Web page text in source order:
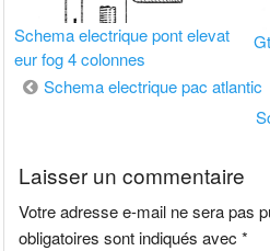
Schema electrique pont elevat
eur fog 4 colonnes
Navigation
Schema electrique pac atlantic
Laisser un commentaire
Votre adresse e-mail ne sera pas
obligatoires sont indiqués avec*